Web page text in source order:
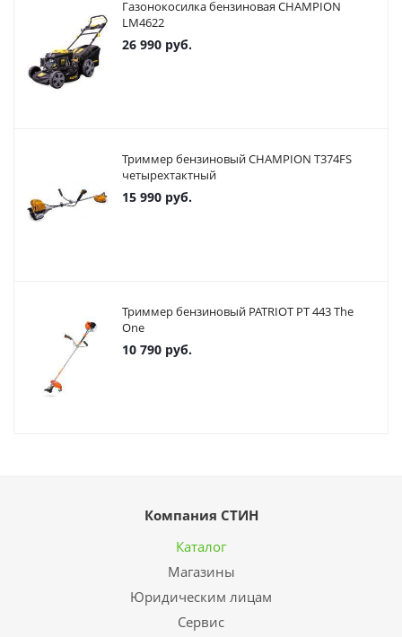
Газонокосилка бензиновая CHAMPION
LM4622
26 990 руб.
Триммер бензиновый CHAMPION T374FS
четырехтактный
15 990 руб.
Триммер бензиновый PATRIOT PT 443 The
One
10 790 руб.
Компания СТИН
Каталог
Магазины
Юридическим лицам
Сервис